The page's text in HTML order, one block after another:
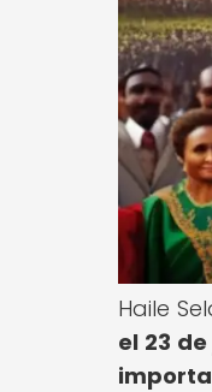
Haile
el 23